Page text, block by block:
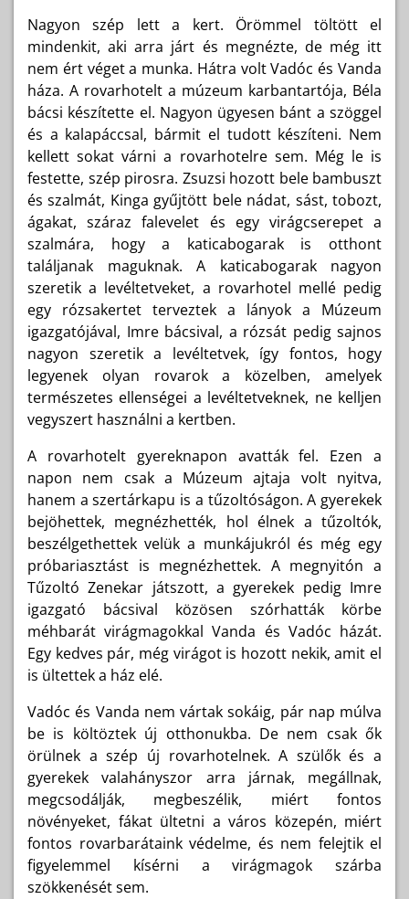
Nagyon szép lett a kert. Örömmel töltött el
mindenkit, aki arra járt és megnézte, de még itt
nem ért véget a munka. Hátra volt Vadóc és Vanda
háza. A rovarhotelt a múzeum karbantartója, Béla
bácsi készítette el. Nagyon ügyesen bánt a szöggel
és a kalapáccsal, bármit el tudott készíteni. Nem
kellett sokat várni a rovarhotelre sem. Még le is
festette, szép pirosra. Zsuzsi hozott bele bambuszt
és szalmát, Kinga gyűjtött bele nádat, sást, tobozt,
ágakat, száraz falevelet és egy virágcserepet a
szalmára, hogy a katicabogarak is otthont
találjanak maguknak. A katicabogarak nagyon
szeretik a levéltetveket, a rovarhotel mellé pedig
egy rózsakertet terveztek a lányok a Múzeum
igazgatójával, Imre bácsival, a rózsát pedig sajnos
nagyon szeretik a levéltetvek, így fontos, hogy
legyenek olyan rovarok a közelben, amelyek
természetes ellenségei a levéltetveknek, ne kelljen
vegyszert használni a kertben.
A rovarhotelt gyereknapon avatták fel. Ezen a
napon nem csak a Múzeum ajtaja volt nyitva,
hanem a szertárkapu is a tűzoltóságon. A gyerekek
bejöhettek, megnézhették, hol élnek a tűzoltók,
beszélgethettek velük a munkájukról és még egy
próbariasztást is megnézhettek. A megnyitón a
Tűzoltó Zenekar játszott, a gyerekek pedig Imre
igazgató bácsival közösen szórhatták körbe
méhbarát virágmagokkal Vanda és Vadóc házát.
Egy kedves pár, még virágot is hozott nekik, amit el
is ültettek a ház elé.
Vadóc és Vanda nem vártak sokáig, pár nap múlva
be is költöztek új otthonukba. De nem csak ők
örülnek a szép új rovarhotelnek. A szülők és a
gyerekek valahányszor arra járnak, megállnak,
megcsodálják, megbeszélik, miért fontos
növényeket, fákat ültetni a város közepén, miért
fontos rovarbarátaink védelme, és nem felejtik el
figyelemmel kísérni a virágmagok szárba
szökkenését sem.